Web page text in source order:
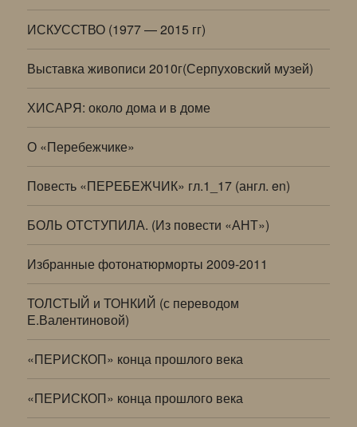
ИСКУССТВО (1977 — 2015 гг)
Выставка живописи 2010г(Серпуховский музей)
ХИСАРЯ: около дома и в доме
О «Перебежчике»
Повесть «ПЕРЕБЕЖЧИК» гл.1_17 (англ. en)
БОЛЬ ОТСТУПИЛА. (Из повести «АНТ»)
Избранные фотонатюрморты 2009-2011
ТОЛСТЫЙ и ТОНКИЙ (с переводом
Е.Валентиновой)
«ПЕРИСКОП» конца прошлого века
«ПЕРИСКОП» конца прошлого века